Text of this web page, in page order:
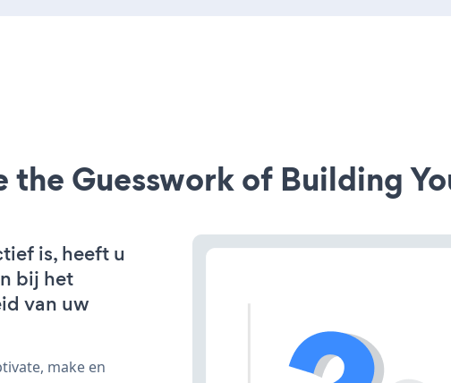
the Guesswork of Building
is, heeft u
bij het
van uw
make en